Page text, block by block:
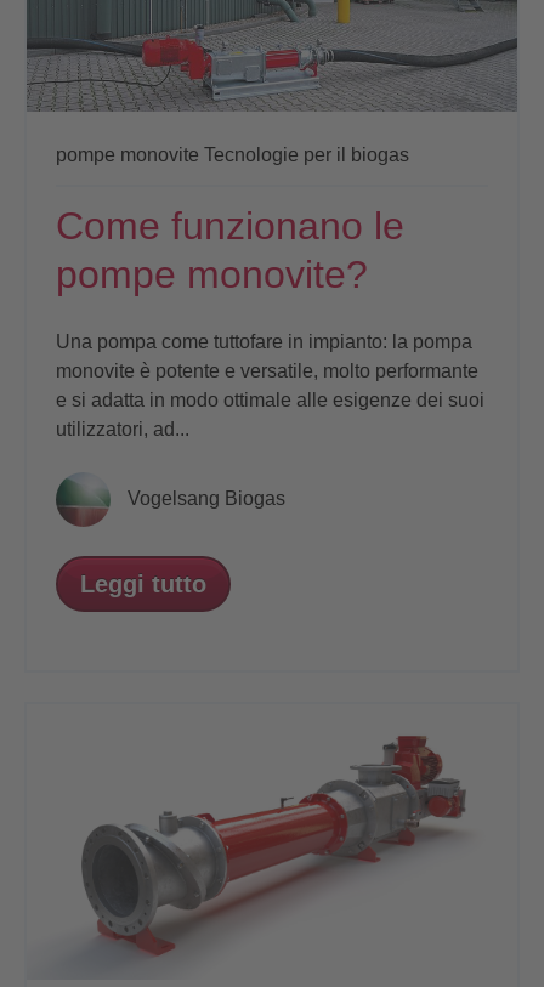
pompe monovite Tecnologie per il biogas
Come funzionano le
pompe monovite?
Una pompa come tuttofare in impianto: la pompa
monovite è potente e versatile, molto performante
e si adatta in modo ottimale alle esigenze dei suoi
utilizzatori, ad...
Vogelsang Biogas
Leggi tutto